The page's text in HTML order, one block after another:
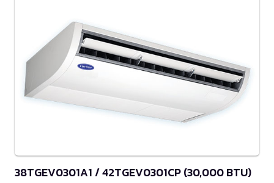
38TGEV0301A1 / 42TGEV0301CP (30,000 BTU)